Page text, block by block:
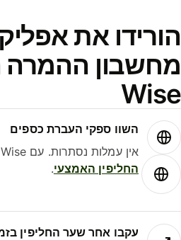
את
ההמרה
השוו ספקי העברת כספים
אין עמלות נסתרות. עם Wise תמיד תקבלו את
החליפין האמצעי.
עקבו אחר שער החליפין